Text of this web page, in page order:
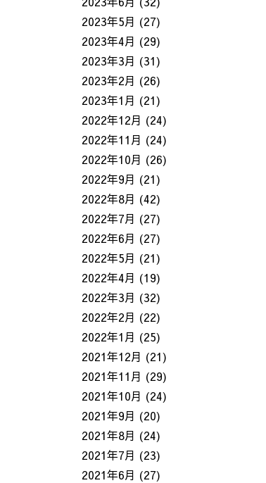
2023年5月 (27)
2023年4月 (29)
2023年3月 (31)
2023年2月 (26)
2023年1月 (21)
2022年12月 (24)
2022年11月 (24)
2022年10月 (26)
2022年9月 (21)
2022年8月 (42)
2022年7月 (27)
2022年6月 (27)
2022年5月 (21)
2022年4月 (19)
2022年3月 (32)
2022年2月 (22)
2022年1月 (25)
2021年12月 (21)
2021年11月 (29)
2021年10月 (24)
2021年9月 (20)
2021年8月 (24)
2021年7月 (23)
2021年6月 (27)